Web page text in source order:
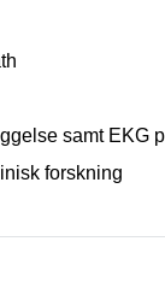
samt EKG
forskning